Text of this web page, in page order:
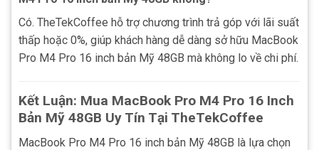
Có. TheTekCoffee hỗ trợ chương trình trả góp với lãi suất
thấp hoặc 0%, giúp khách hàng dễ dàng sở hữu MacBook
Pro M4 Pro 16 inch bản Mỹ 48GB mà không lo về chi phí.
Kết Luận: Mua MacBook Pro M4 Pro 16 Inch
Bản Mỹ 48GB Uy Tín Tại TheTekCoffee
MacBook Pro M4 Pro 16 inch bản Mỹ 48GB là lựa chọn